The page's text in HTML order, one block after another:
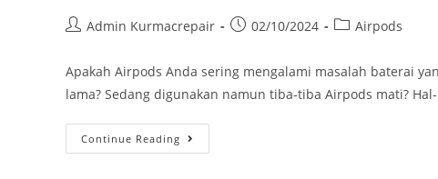
Admin Kurmacrepair 02/10/2024 Airpods
Apakah Airpods Anda sering mengalami masalah baterai
lama? Sedang digunakan namun tiba-tiba Airpods mati?
Continue Reading